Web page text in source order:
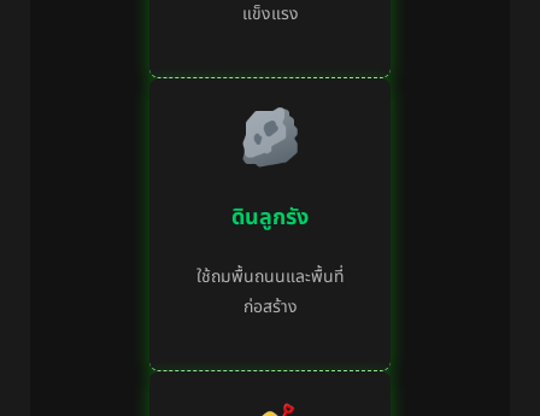
แข็งแรง
ดินลูกรัง
ใช้ถมพื้นถนนและพื้นที่
ก่อสร้าง